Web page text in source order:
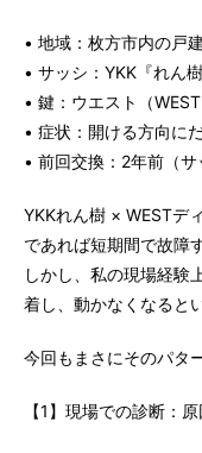
• 地域：枚方市内の戸
• サッシ：YKK『れん
• 鍵：ウエスト（
• 症状：開ける方向に
• 前回交換：2年前（サ
YKKれん樹 × WESTデ
であれば短期間で故障
しかし、私の現場経験
着し、動かなくなると
今回もまさにそのパタ
【1】現場での診断：